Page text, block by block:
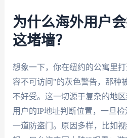
为什么海外用户
这堵墙？
想象一下，你在纽约的公寓里
容不可访问"的灰色警告，那种
不好受。这一切源于复杂的地
用户的IP地址判断位置，一旦
一道防盗门。原因多样，比如